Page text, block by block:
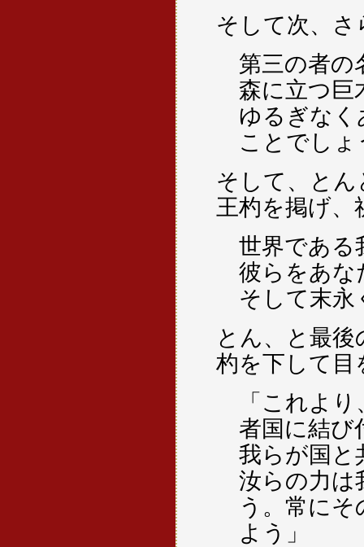
そして次、
第三の者の
森に立つ巨
ゆるぎなく
ことでしょ
そして、と
王杓を掲げ、
世界である
彼らをあな
そして末永
とん、と最
杓を下して目
「これよ
者国に結び
我らが国と
汝らの力は
う。常に
よう」